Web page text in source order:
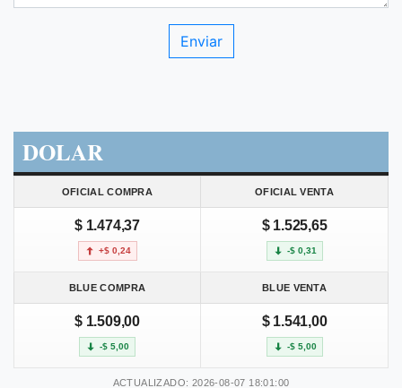
DOLAR
OFICIAL COMPRA OFICIAL VENTA
$ 1.474,37
+$ 0,24
$ 1.525,65
-$ 0,31
BLUE COMPRA BLUE VENTA
$ 1.509,00
-$ 5,00
$ 1.541,00
-$ 5,00
ACTUALIZADO: 2026-08-07 18:01:00